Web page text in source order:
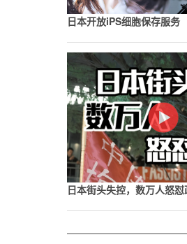
日本开放iPS细胞保存服务
日本街头失控，数万人怒怼